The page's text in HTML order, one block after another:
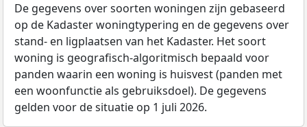
De gegevens over soorten woningen zijn gebaseerd
op de Kadaster woningtypering en de gegevens over
stand- en ligplaatsen van het Kadaster. Het soort
woning is geografisch-algoritmisch bepaald voor
panden waarin een woning is huisvest (panden met
een woonfunctie als gebruiksdoel). De gegevens
gelden voor de situatie op 1 juli 2026.